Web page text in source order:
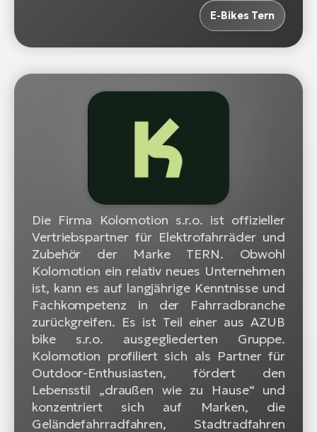
E-Bikes Tern
Die Firma Kolomotion s.r.o. ist offizieller
Vertriebspartner für Elektrofahrräder und
Zubehör der Marke TERN. Obwohl
Kolomotion ein relativ neues Unternehmen
ist, kann es auf langjährige Kenntnisse und
Fachkompetenz in der Fahrradbranche
zurückgreifen. Es ist Teil einer aus AZUB
bike s.r.o. ausgegliederten Gruppe.
Kolomotion profiliert sich als Partner für
Outdoor-Enthusiasten, fördert den
Lebensstil „draußen wie zu Hause“ und
konzentriert sich auf Marken, die
Geländefahrradfahren, Stadtradfahren